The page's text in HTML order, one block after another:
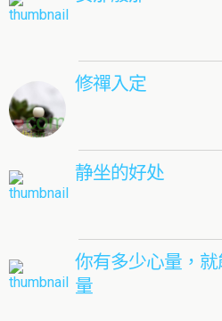
修禪入定
静坐的好处
你有多少心量，
量